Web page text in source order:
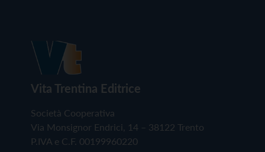
Vita Trentina Editrice
Società Cooperativa
Via Monsignor Endrici, 14 – 38122 Trento
P.IVA e C.F. 00199960220